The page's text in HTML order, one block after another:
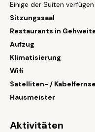
Einige der Suiten
Sitzungssaal
Restaurants in
Aufzug
Klimatisierung
Wifi
Satelliten- /
Hausmeister
Aktivitäten